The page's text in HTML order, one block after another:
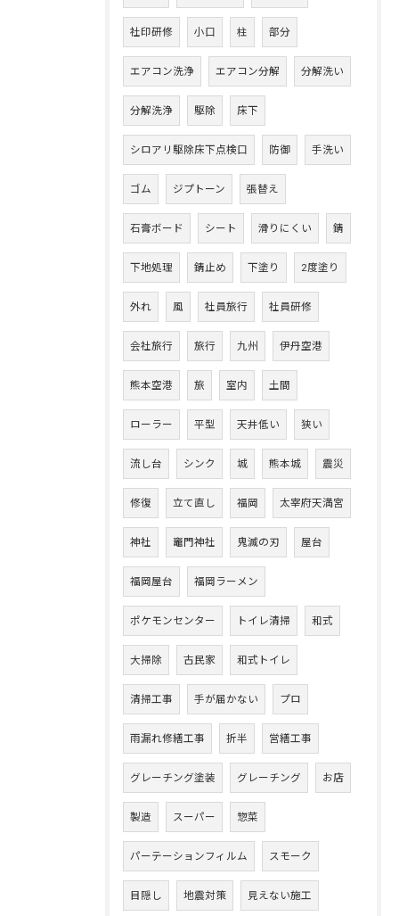
社印研修 小口 柱 部分
エアコン洗浄 エアコン分解 分解洗い
分解洗浄 駆除 床下
シロアリ駆除床下点検口 防御 手洗い
ゴム ジプトーン 張替え
石膏ボード シート 滑りにくい 錆
下地処理 錆止め 下塗り 2度塗り
外れ 風 社員旅行 社員研修
会社旅行 旅行 九州 伊丹空港
熊本空港 旅 室内 土間
ローラー 平型 天井低い 狭い
流し台 シンク 城 熊本城 震災
修復 立て直し 福岡 太宰府天満宮
神社 竈門神社 鬼滅の刃 屋台
福岡屋台 福岡ラーメン
ポケモンセンター トイレ清掃 和式
大掃除 古民家 和式トイレ
清掃工事 手が届かない プロ
雨漏れ修繕工事 折半 営繕工事
グレーチング塗装 グレーチング お店
製造 スーパー 惣菜
パーテーションフィルム スモーク
目隠し 地震対策 見えない施工